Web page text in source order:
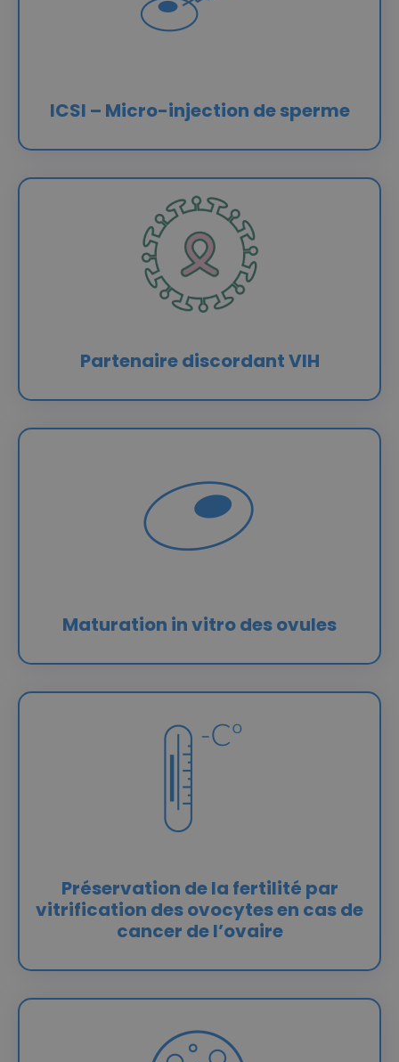
ICSI – Micro-injection de sperme
Partenaire discordant VIH
Maturation in vitro des ovules
Préservation de la fertilité par
vitrification des ovocytes en cas de
cancer de l’ovaire